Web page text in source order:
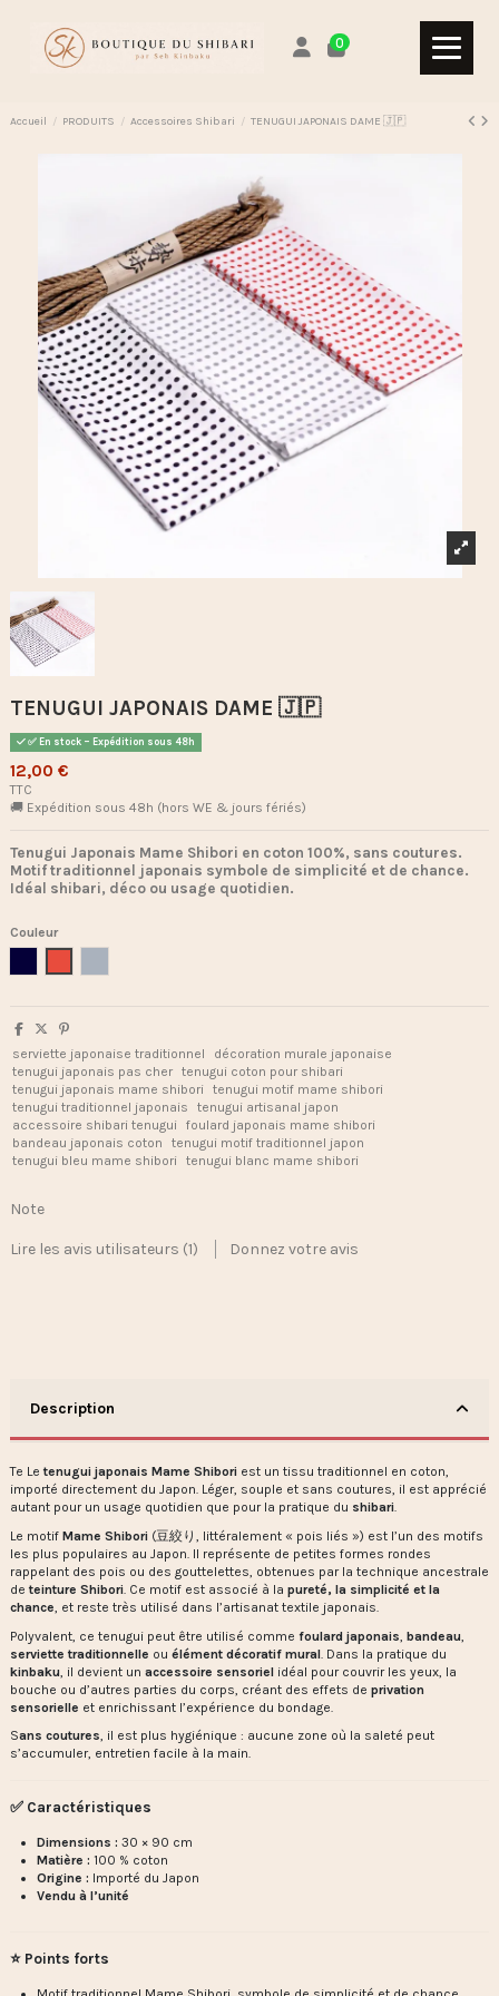
0
Accueil PRODUITS Accessoires Shibari TENUGUI JAPONAIS DAME 🇯🇵
TENUGUI JAPONAIS DAME 🇯🇵
✅ En stock – Expédition sous 48h
12,00 €
TTC
🚚 Expédition sous 48h (hors WE & jours fériés)
Tenugui Japonais Mame Shibori en coton 100%, sans coutures.
Motif traditionnel japonais symbole de simplicité et de chance.
Idéal shibari, déco ou usage quotidien.
Couleur
serviette japonaise traditionnel
décoration murale japonaise
tenugui japonais pas cher tenugui coton pour shibari
tenugui japonais mame shibori
tenugui motif mame shibori
tenugui traditionnel japonais
tenugui artisanal japon
accessoire shibari tenugui
foulard japonais mame shibori
bandeau japonais coton
tenugui motif traditionnel japon
tenugui bleu mame shibori
tenugui blanc mame shibori
Note
Lire les avis utilisateurs (1) Donnez votre avis
Description
Te Letenugui japonais Mame Shibori est un tissu traditionnel en coton,
importé directement du Japon. Léger, souple et sans coutures, il est apprécié
autant pour un usage quotidien que pour la pratique du shibari.
Le motif Mame Shibori (豆絞り, littéralement « pois liés ») est l’un des motifs
les plus populaires au Japon. Il représente de petites formes rondes
rappelant des pois ou des gouttelettes, obtenues par la technique ancestrale
deteinture Shibori. Ce motif est associé à la pureté, la simplicité et la
chance, et reste très utilisé dans l’artisanat textile japonais.
Polyvalent, ce tenugui peut être utilisé comme foulard japonais bandeau
serviette traditionnelle ou élément décoratif mural . Dans la pratique du
kinbaku , il devient un accessoire sensoriel idéal pour couvrir les yeux, la
bouche ou d’autres parties du corps, créant des effets de privation
sensorielle et enrichissant l’expérience du bondage.
Sans coutures, il est plus hygiénique : aucune zone où la saleté peut
s’accumuler, entretien facile à la main.
✅ Caractéristiques
Dimensions : 30 × 90 cm
Matière : 100 % coton
Origine : Importé du Japon
Vendu à l’unité
⭐ Points forts